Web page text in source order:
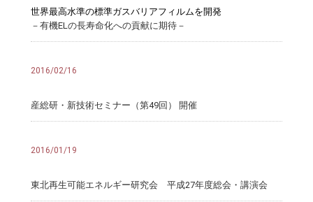
世界最高水準の標準ガスバリアフィルムを開発
－有機ELの長寿命化への貢献に期待－
2016/02/16
産総研・新技術セミナー（第49回） 開催
2016/01/19
東北再生可能エネルギー研究会 平成27年度総会・講演会